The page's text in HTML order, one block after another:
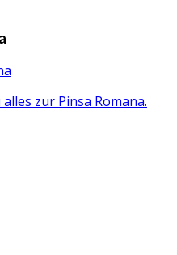
zur Pinsa Romana.